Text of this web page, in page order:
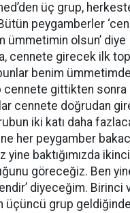
üç grup,
peygamberler
ümmetimin olsun’ diye
cennete girecek ilk
benim
cennete gittikten sonra
cennete doğrudan
iki katı daha
her peygamber
yine baktığımızda
göreceğiz. Ben
diyeceğim. Birinci
üçüncü grup